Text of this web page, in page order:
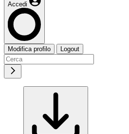
Accedi
Modifica profilo Logout